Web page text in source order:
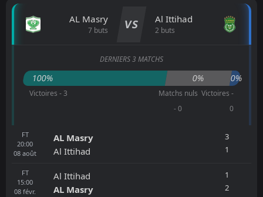
AL Masry
7 buts VS Al Ittihad
2 buts
DERNIERS 3 MATCHS
100% 0% 0%
Victoires - 3
Matchs nuls
- 0
Victoires -
0
FT
20:00
08 août
AL Masry
Al Ittihad
3
1
FT
15:00
08 févr.
Al Ittihad
AL Masry
1
2